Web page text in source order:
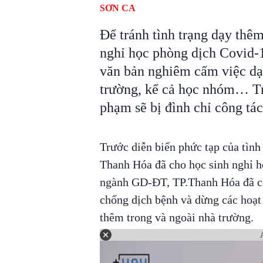
SƠN CA
Để tránh tình trạng dạy
nghỉ học phòng dịch
văn bản nghiêm cấm việc
trường, kể cả học nhóm…
phạm sẽ bị đình chỉ công
Trước diễn biến phức tạp của
Thanh Hóa đã cho học sinh nghỉ
ngành GD-ĐT, TP.Thanh Hóa đã
chống dịch bệnh và dừng các
thêm trong và ngoài nhà trường.